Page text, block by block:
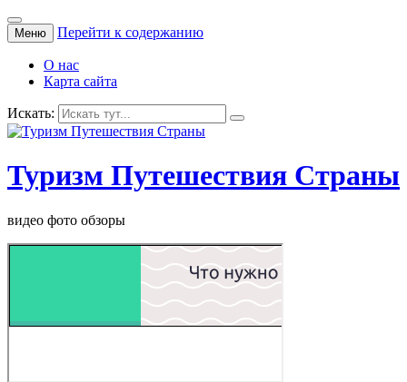
Меню Перейти к содержанию
О нас
Карта сайта
Искать:
Туризм Путешествия Страны
видео фото обзоры